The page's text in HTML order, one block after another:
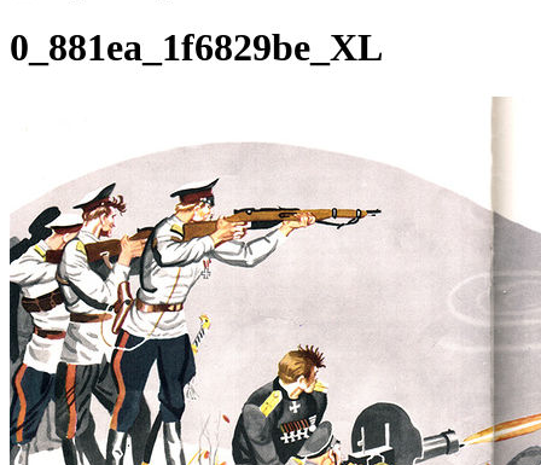
0_881ea_1f6829be_XL